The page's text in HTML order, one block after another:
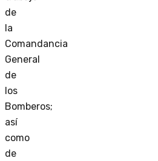
de
la
Comandancia
General
de
los
Bomberos;
así
como
de